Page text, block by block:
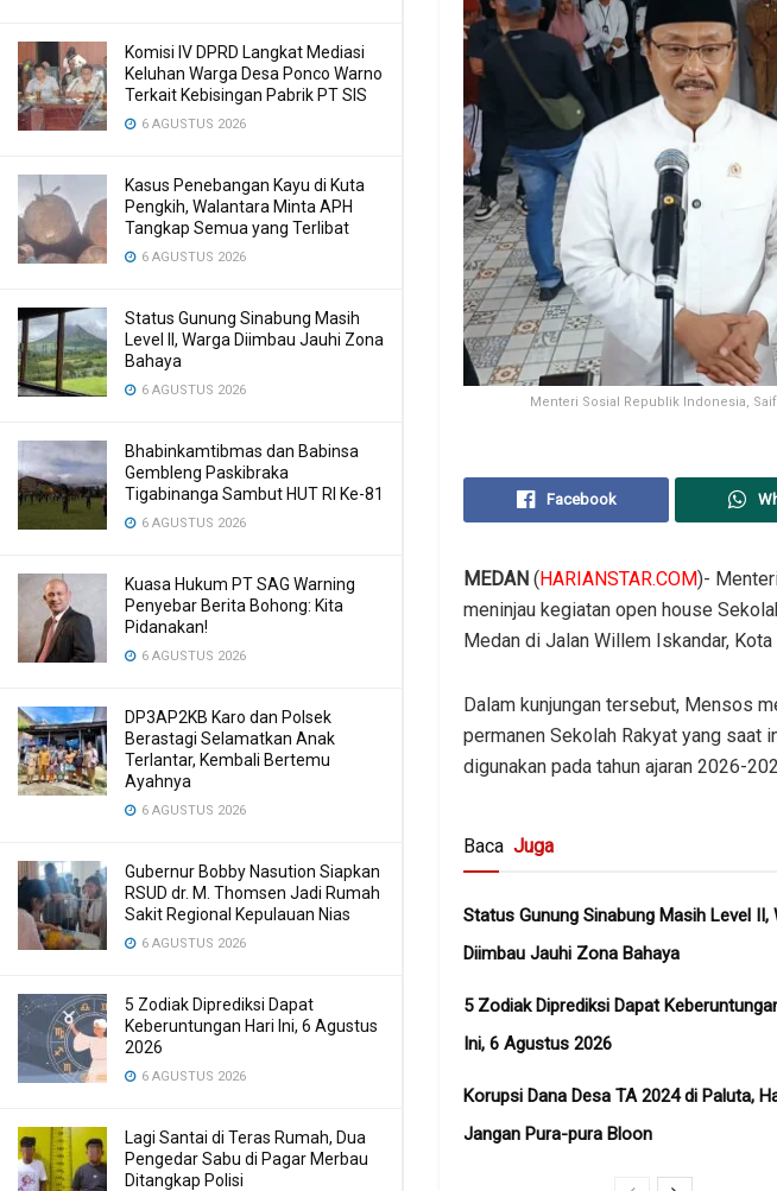
Komisi IV DPRD Langkat Mediasi
Keluhan Warga Desa Ponco Warno
Terkait Kebisingan Pabrik PT SIS
6 AGUSTUS 2026
Kasus Penebangan Kayu di Kuta
Pengkih, Walantara Minta APH
Tangkap Semua yang Terlibat
6 AGUSTUS 2026
Status Gunung Sinabung Masih
Level II, Warga Diimbau Jauhi Zona
Bahaya
6 AGUSTUS 2026
Bhabinkamtibmas dan Babinsa
Gembleng Paskibraka
Tigabinanga Sambut HUT RI Ke-81
6 AGUSTUS 2026
Kuasa Hukum PT SAG Warning
Penyebar Berita Bohong: Kita
Pidanakan!
6 AGUSTUS 2026
DP3AP2KB Karo dan Polsek
Berastagi Selamatkan Anak
Terlantar, Kembali Bertemu
Ayahnya
6 AGUSTUS 2026
Gubernur Bobby Nasution Siapkan
RSUD dr. M. Thomsen Jadi Rumah
Sakit Regional Kepulauan Nias
6 AGUSTUS 2026
5 Zodiak Diprediksi Dapat
Keberuntungan Hari Ini, 6 Agustus
2026
6 AGUSTUS 2026
Lagi Santai di Teras Rumah, Dua
Pengedar Sabu di Pagar Merbau
Ditangkap Polisi
Menteri Sosial Republik Indonesia,
Facebook
MEDAN (HARIANSTAR.COM)-
meninjau kegiatan open house
Medan di Jalan Willem Iskandar,
Dalam kunjungan tersebut, Mensos
permanen Sekolah Rakyat yang saat
digunakan pada tahun ajaran 2026-
Baca Juga
Status Gunung Sinabung Masih Level II,
Diimbau Jauhi Zona Bahaya
5 Zodiak Diprediksi Dapat
Ini, 6 Agustus 2026
Korupsi Dana Desa TA 2024 di Paluta,
Jangan Pura-pura Bloon